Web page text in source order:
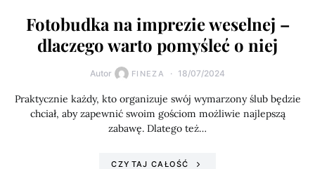
Fotobudka na imprezie weselnej –
dlaczego warto pomyśleć o niej
Autor FINEZA 18/07/2024
Praktycznie każdy, kto organizuje swój wymarzony ślub będzie
chciał, aby zapewnić swoim gościom możliwie najlepszą
zabawę. Dlatego też…
CZYTAJ CAŁOŚĆ